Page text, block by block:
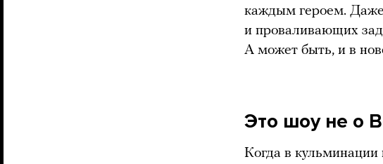
каждым героем. Даже
и проваливающих
А может быть, и в
Это шоу не о
Когда в кульминации